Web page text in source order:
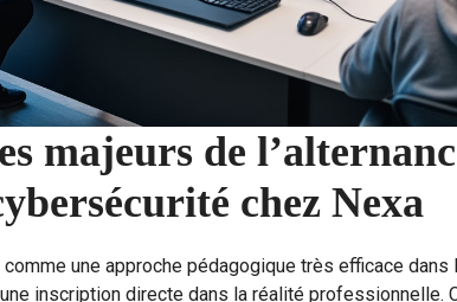
majeurs de
chez Nexa
comme une approche pédagogique très efficace
inscription directe dans la réalité professionnelle.